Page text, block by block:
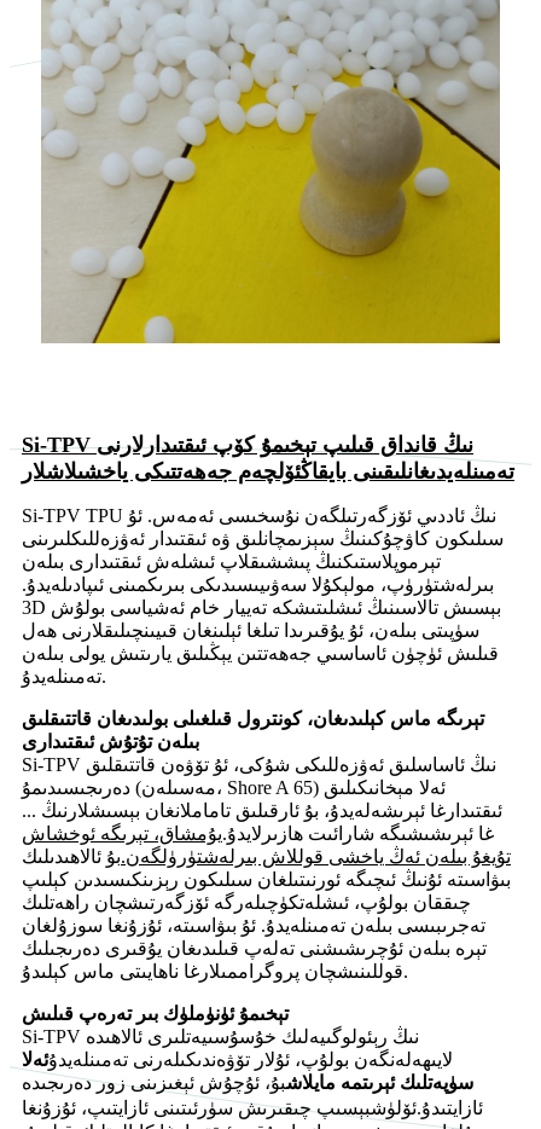
Si-TPV نىڭ قانداق قىلىپ تېخىمۇ كۆپ ئىقتىدارلارنى
تەمىنلەيدىغانلىقىنى بايقاڭئۆلچەم جەھەتتىكى ياخشىلاشلار
Si-TPV TPU نىڭ ئاددىي ئۆزگەرتىلگەن نۇسخىسى ئەمەس. ئۇ
سىلىكون كاۋچۇكىنىڭ سېزىمچانلىق ۋە ئىقتىدار ئەۋزەللىكلىرىنى
تېرموپلاستىكنىڭ پىششىقلاپ ئىشلەش ئىقتىدارى بىلەن
بىرلەشتۈرۈپ، مولېكۇلا سەۋىيىسىدىكى بىرىكمىنى ئىپادىلەيدۇ.
3D بېسىش تالاسىنىڭ ئىشلىتىشكە تەييار خام ئەشياسى بولۇش
سۈپىتى بىلەن، ئۇ يۇقىرىدا تىلغا ئېلىنغان قىيىنچىلىقلارنى ھەل
قىلىش ئۈچۈن ئاساسىي جەھەتتىن يېڭىلىق يارىتىش يولى بىلەن
تەمىنلەيدۇ.
تېرىگە ماس كېلىدىغان، كونترول قىلغىلى بولىدىغان قاتتىقلىق
بىلەن تۇتۇش ئىقتىدارى
Si-TPV نىڭ ئاساسلىق ئەۋزەللىكى شۇكى، ئۇ تۆۋەن قاتتىقلىق
دەرىجىسىدىمۇ (مەسىلەن، Shore A 65) ئەلا مېخانىكىلىق
ئىقتىدارغا ئېرىشەلەيدۇ، بۇ ئارقىلىق تاماملانغان بېسىشلارنىڭ ...
غا ئېرىشىشىگە شارائىت ھازىرلايدۇ.يۇمشاق، تېرىگە ئوخشاش
تۇيغۇ بىلەن ئەڭ ياخشى قوللاش بىرلەشتۈرۈلگەن.بۇ ئالاھىدىلىك
بىۋاسىتە ئۇنىڭ ئىچىگە ئورنىتىلغان سىلىكون رېزىنكىسىدىن كېلىپ
چىققان بولۇپ، ئىشلەتكۈچىلەرگە ئۆزگەرتىشچان راھەتلىك
تەجرىبىسى بىلەن تەمىنلەيدۇ. ئۇ بىۋاسىتە، ئۇزۇنغا سوزۇلغان
تېرە بىلەن ئۇچرىشىشنى تەلەپ قىلىدىغان يۇقىرى دەرىجىلىك
قوللىنىشچان پروگراممىلارغا ناھايىتى ماس كېلىدۇ.
تېخىمۇ ئۈنۈملۈك بىر تەرەپ قىلىش
Si-TPV نىڭ رېئولوگىيەلىك خۇسۇسىيەتلىرى ئالاھىدە
لايىھەلەنگەن بولۇپ، ئۇلار تۆۋەندىكىلەرنى تەمىنلەيدۇئەلا
سۈپەتلىك ئېرىتمە مايلاشبۇ، ئۇچۇش ئېغىزىنى زور دەرىجىدە
ئازايتىدۇ.ئۆلۈشبېسىپ چىقىرىش سۈرئىتىنى ئازايتىپ، ئۇزۇنغا